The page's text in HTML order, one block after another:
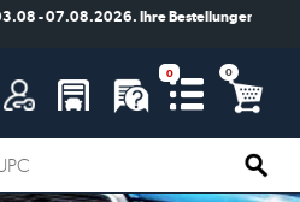
- 07.08.2026. Ihre Bestellungen werden